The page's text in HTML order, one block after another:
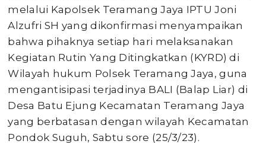
melalui Kapolsek Teramang Jaya IPTU Joni
Alzufri SH yang dikonfirmasi menyampaikan
bahwa pihaknya setiap hari melaksanakan
Kegiatan Rutin Yang Ditingkatkan (KYRD) di
Wilayah hukum Polsek Teramang Jaya, guna
mengantisipasi terjadinya BALI (Balap Liar) di
Desa Batu Ejung Kecamatan Teramang Jaya
yang berbatasan dengan wilayah Kecamatan
Pondok Suguh, Sabtu sore (25/3/23).